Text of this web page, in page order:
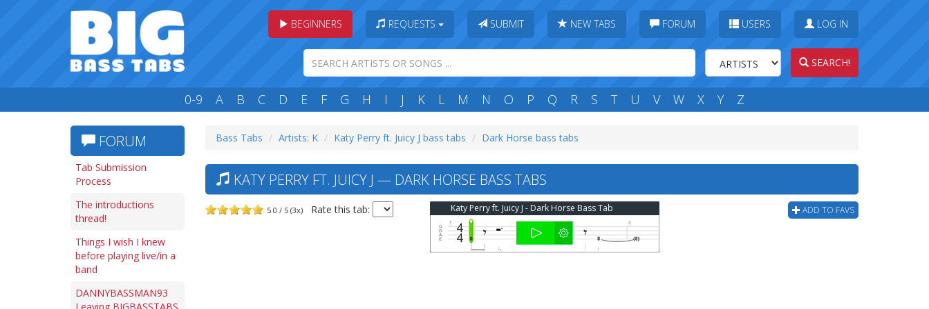
BEGINNERS REQUESTS SUBMIT NEW TABS FORUM USERS LOG IN
SEARCH!
0-9 A B C D E F G H I J K L M N O P Q R S T U V W X Y Z
FORUM
Tab Submission
Process
The introductions
thread!
Things I wish I knew
before playing live/in a
band
DANNYBASSMAN93
Bass Tabs Artists: K Katy Perry ft. Juicy J bass tabs Dark Horse bass tabs
KATY PERRY FT. JUICY J — DARK HORSE BASS TABS
5.0 / 5 (3x) Rate this tab: ADD TO FAVS
Katy Perry ft. Juicy J - Dark Horse Bass Tab